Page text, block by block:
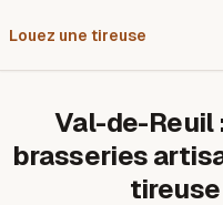
Louez une tireuse
Val-de-Reuil
brasseries